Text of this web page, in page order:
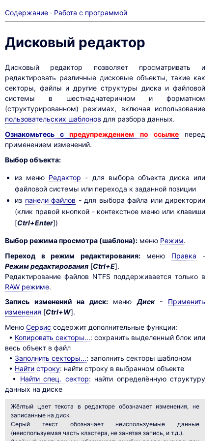
Содержание · Работа с программой
Дисковый редактор
Дисковый редактор позволяет просматривать и
редактировать различные дисковые объекты, такие как
секторы, файлы и другие структуры диска и файловой
системы в шестнадчатеричном и форматном
(структурированном) режимах, включая использование
пользовательских шаблонов для разбора данных.
Ознакомьтесь спредупреждением по ссылкеперед
применением изменений.
Выбор объекта:
из меню Редактор - для выбора объекта диска или
файловой системы или перехода к заданной позиции
из панели файлов - для выбора файла или директории
(клик правой кнопкой - контекстное меню или клавиши
[Ctrl+Enter])
Выбор режима просмотра (шаблона): меню Режим.
Переход в режим редактирования:меню Правка -
Режим редактирования [Ctrl+E].
Редактирование файлов NTFS поддерживается только в
RAW режиме.
Запись изменений на диск:меню Диск- Применить
изменения [Ctrl+W].
Меню Сервис содержит дополнительные функции:
• Копировать секторы...: сохранить выделенный блок или
весь объект в файл
• Заполнить секторы...: заполнить секторы шаблоном
• Найти строку: найти строку в выбранном объекте
• Найти спец. сектор: найти определённую структуру
данных на диске
Жёлтый цвет текста в редакторе обозначает изменения, не
записанные на диск.
Серый текст обозначает неиспользуемые данные
(неиспользуемая часть кластера, не занятая запись, и т.д.).